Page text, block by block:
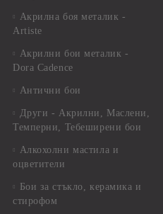
Акрилна боя металик -
Artiste
Акрилни бои металик -
Dora Cadence
Антични бои
Други - Акрилни, Маслени,
Темперни, Тебеширени бои
Алкохолни мастила и
оцветители
Бои за стъкло, керамика и
стирофом